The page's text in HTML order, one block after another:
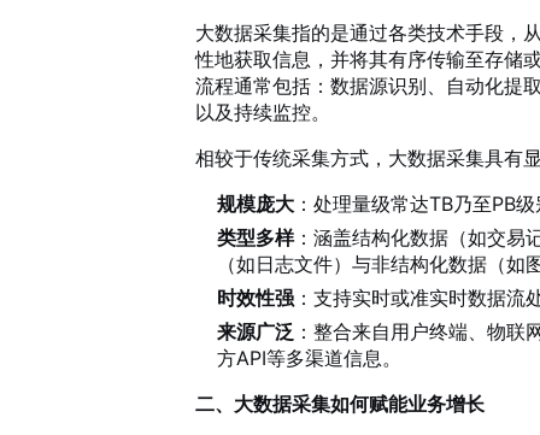
大数据采集指的是通过各类技术手段，
性地获取信息，并将其有序传输至存储
流程通常包括：数据源识别、自动化提
以及持续监控。
相较于传统采集方式，大数据采集具有
规模庞大 ：处理量级常达TB乃至PB
类型多样：涵盖结构化数据（如交易
（如日志文件）与非结构化数据（如
时效性强 ：支持实时或准实时数据流
来源广泛 ：整合来自用户终端、物联
方API等多渠道信息。
二、大数据采集如何赋能业务增长